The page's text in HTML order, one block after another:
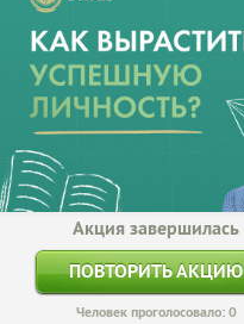
Акция завершилась
ПОВТОРИТЬ АКЦИЮ
Человек проголосовало: 0